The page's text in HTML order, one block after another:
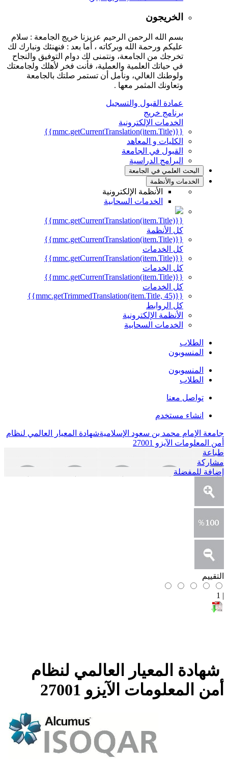
الخريجون
بسم الله الرحمن الرحيم عزيزنا خريج الجامعة : سلام
عليكم ورحمة الله وبركاته ، أما بعد : فنهنئك ونبارك لك
تخرجك من الجامعة، ونتمنى لك دوام التوفيق والنجاح
في حياتك العلمية والعملية، فأنت فخر لأهلك ولجامعتك
ولوطنك الغالي، ونأمل أن تستمر صلتك بالجامعة
وتعاونك المثمر معها .
عمادة القبول والتسجيل
برنامج خريج
الخدمات الإلكترونية
{{mmc.getCurrentTranslation(item.Title)}}
الكليات و المعاهد
القبول في الجامعة
البرامج الدراسية
البحث العلمي في الجامعة
الخدمات والأنظمة
الأنظمة الإلكترونية
الخدمات السحابية
{{mmc.getCurrentTranslation(item.Title)}}
كل الأنظمة
{{mmc.getCurrentTranslation(item.Title)}}
كل الخدمات
{{mmc.getCurrentTranslation(item.Title)}}
كل الخدمات
{{mmc.getCurrentTranslation(item.Title)}}
كل الخدمات
{{mmc.getTrimmedTranslation(item.Title, 45)}}
كل الروابط
الأنظمة الإلكترونية
الخدمات السحابية
الطلاب
المنسوبون
المنسوبون
الطلاب
تواصل معنا
انشاء مستخدم
جامعة الإمام محمد بن سعود الإسلاميةشهادة المعيار العالمي لنظام
أمن المعلومات الآيزو 27001
طباعة
مشاركة
إضافة للمفضلة
التقييم
|
1
شهادة المعيار العالمي لنظام
أمن المعلومات الآيزو 27001